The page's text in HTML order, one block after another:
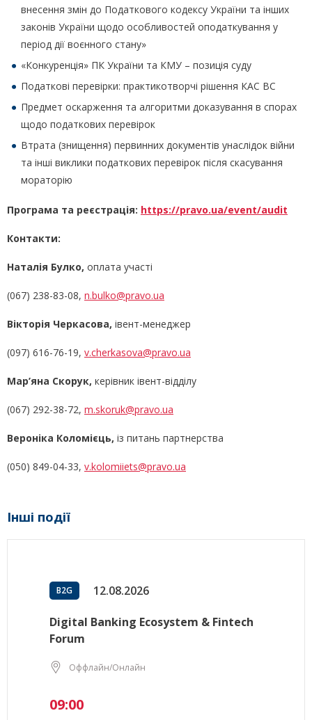
внесення змін до Податкового кодексу України та інших
законів України щодо особливостей оподаткування у
період дії воєнного стану»
«Конкуренція» ПК України та КМУ – позиція суду
Податкові перевірки: практикотворчі рішення КАС ВС
Предмет оскарження та алгоритми доказування в спорах
щодо податкових перевірок
Втрата (знищення) первинних документів унаслідок війни
та інші виклики податкових перевірок після скасування
мораторію
Програма та реєстрація: https://pravo.ua/event/audit
Контакти:
Наталія Булко, оплата участі
(067) 238-83-08, n.bulko@pravo.ua
Вікторія Черкасова, івент-менеджер
(097) 616-76-19, v.cherkasova@pravo.ua
Мар’яна Скорук, керівник івент-відділу
(067) 292-38-72, m.skoruk@pravo.ua
Вероніка Коломієць, із питань партнерства
(050) 849-04-33, v.kolomiiets@pravo.ua
Інші події
B2G 12.08.2026
Digital Banking Ecosystem & Fintech
Forum
Оффлайн/Онлайн
09:00